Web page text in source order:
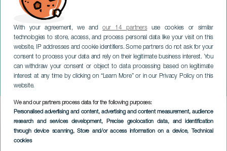
With your agreement, we andour 14 partnersuse cookies or similar
technologies to store, access, and process personal data like your visit on this
website, IP addresses and cookie identifiers. Some partners do not ask for your
consent to process your data and rely on their legitimate business interest. You
can withdraw your consent or object to data processing based on legitimate
interest at any time by clicking on “Learn More” or in our Privacy Policy on this
website.
We and our partners process data for the following purposes:
Personalised advertising and content, advertising and content measurement, audience
research and services development, Precise geolocation data, and identification
through device scanning, Store and/or access information on a device, Technical
cookies
Pedro Pastor y Los Locos
Descalzos
GRAN CANARIA
Imagen
Listado